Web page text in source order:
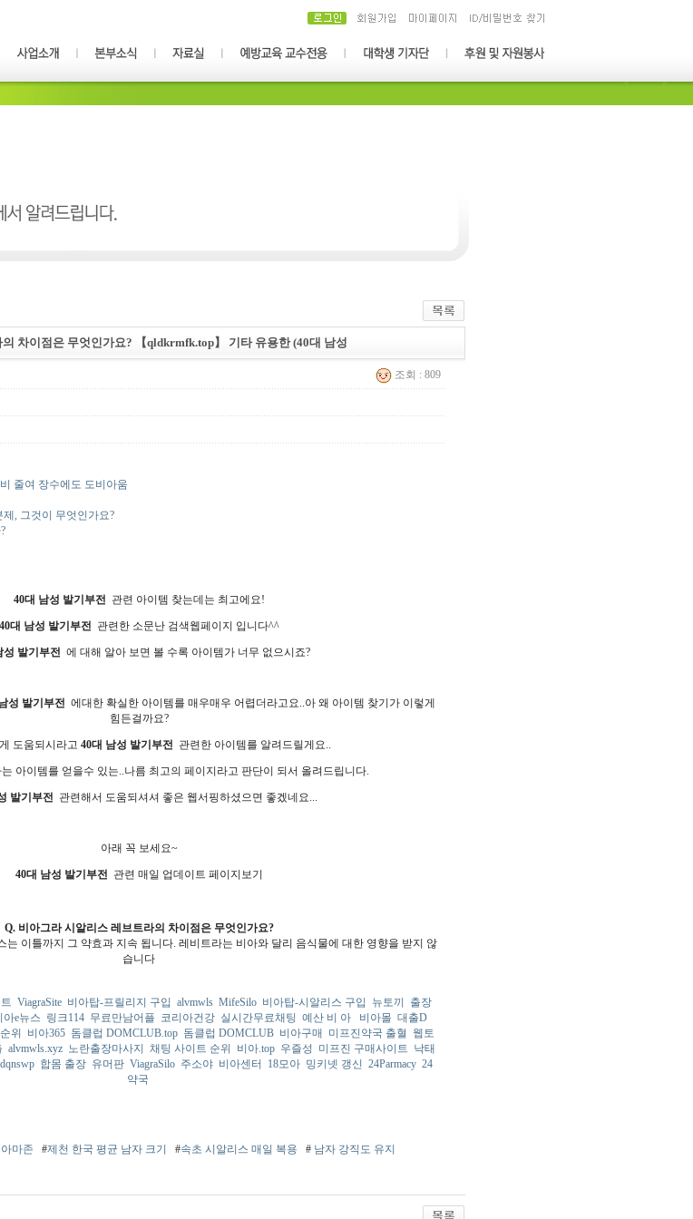
차이점은 무엇인가요? 【qldkrmfk.top】 기타 유용한 (40대 남성
조회 : 809
줄여 장수에도 도비아움
, 그것이 무엇인가요?
40대 남성 발기부전 관련 아이템 찾는데는 최고에요!
40대 남성 발기부전 관련한 소문난 검색웹페이지 입니다^^
성 발기부전 에 대해 알아 보면 볼 수록 아이템가 너무 없으시죠?
성 발기부전 에대한 확실한 아이템를 매우매우 어렵더라고요..아 왜 아이템 찾기가 이렇게
힘든걸까요?
도움되시라고 40대 남성 발기부전 관련한 아이템를 알려드릴게요..
아이템를 얻을수 있는..나름 최고의 페이지라고 판단이 되서 올려드립니다.
발기부전 관련해서 도움되셔셔 좋은 웹서핑하셨으면 좋겠네요...
아래 꼭 보세요~
40대 남성 발기부전 관련 매일 업데이트 페이지보기
Q. 비아그라 시알리스 레브트라의 차이점은 무엇인가요?
는 이틀까지 그 약효과 지속 됩니다. 레비트라는 비아와 달리 음식물에 대한 영향을 받지 않
습니다
ViagraSite 비아탑-프릴리지 구입 alvmwls MifeSilo 비아탑-시알리스 구입 뉴토끼
출장
아e뉴스 링크114 무료만남어플 코리아건강 실시간무료채팅 예산 비 아 비아몰 대출D
위 비아365 돔클럽 DOMCLUB.top 돔클럽 DOMCLUB 비아구매 미프진약국 출혈
웹토
alvmwls.xyz 노란출장마사지 채팅 사이트 순위 비아.top 우즐성 미프진 구매사이트 낙태
합몸 출장 유머판 ViagraSilo 주소야 비아센터 18모아 밍키넷 갱신 24Parmacy 24
약국
마존 #제천 한국 평균 남자 크기 #속초 시알리스 매일 복용 # 남자 강직도 유지